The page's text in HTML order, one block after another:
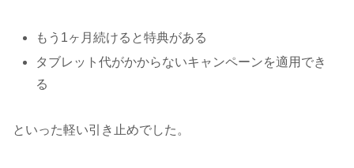
もう1ヶ月続けると特典がある
タブレット代がかからないキャンペーンを適用でき
る
といった軽い引き止めでした。